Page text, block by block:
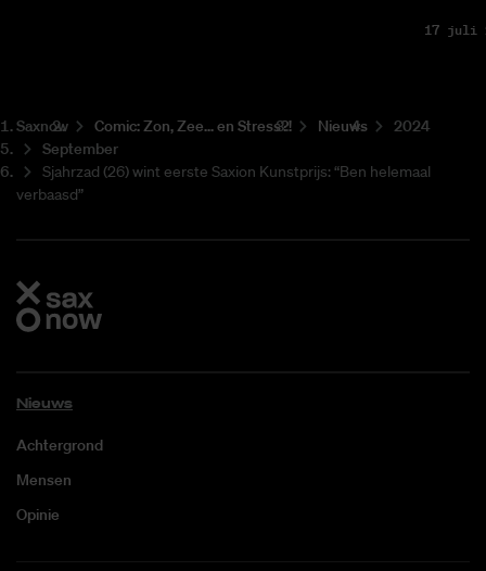
17 juli
Saxnow Co­mic: Zon, Zee... en Stress?! Nieuws
2024
September
Sjahrzad (26) wint eerste Saxion Kunstprijs: “Ben helemaal
verbaasd”
Nieuws
Achtergrond
Mensen
Opinie